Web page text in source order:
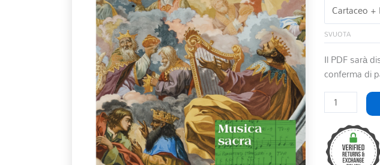
SVUOTA
Il PDF sarà
conferma di
MUSICA
SACRA
quantità